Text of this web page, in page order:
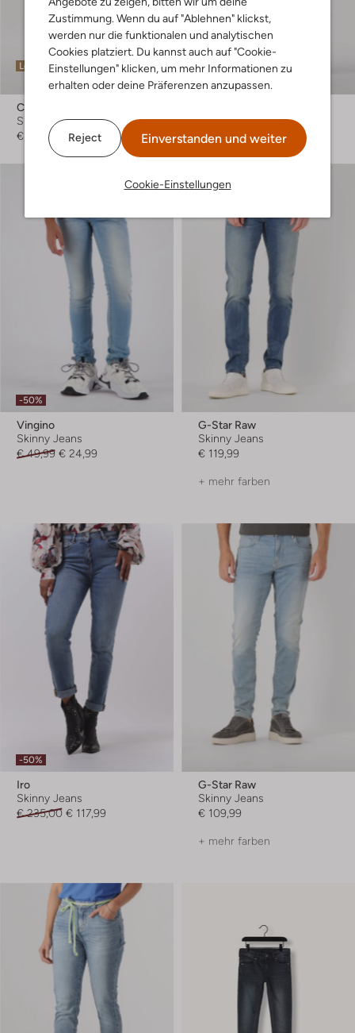
Zustimmung. Wenn du auf "Ablehnen" klickst,
werden nur die funktionalen und analytischen
Cookies platziert. Du kannst auch auf "Cookie-
Einstellungen" klicken, um mehr Informationen zu
erhalten oder deine Präferenzen anzupassen.
Reject Einverstanden und weiter
Cookie-Einstellungen
Letzter Artikel
Calvin Klein
Skinny Jeans
€ 99,99
Letzter Artikel
-40%
Skinny Jeans
€ 129,99 € 77,99
-50%
Vingino
Skinny Jeans
€ 49,99 € 24,99
G-Star Raw
Skinny Jeans
€ 119,99
+ mehr farben
-50%
Iro
Skinny Jeans
€ 235,00 € 117,99
G-Star Raw
Skinny Jeans
€ 109,99
+ mehr farben